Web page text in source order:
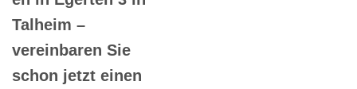
Talheim –
vereinbaren Sie
schon jetzt einen